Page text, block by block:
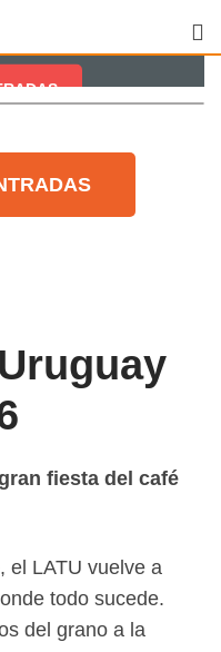
fiesta del café
el LATU vuelve a
todo sucede.
del grano a la